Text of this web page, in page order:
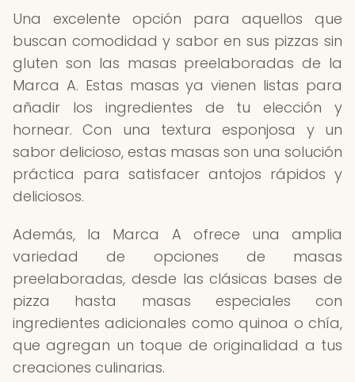
Una excelente opción para aquellos que
buscan comodidad y sabor en sus pizzas sin
gluten son las masas preelaboradas de la
Marca A. Estas masas ya vienen listas para
añadir los ingredientes de tu elección y
hornear. Con una textura esponjosa y un
sabor delicioso, estas masas son una solución
práctica para satisfacer antojos rápidos y
deliciosos.
Además, la Marca A ofrece una amplia
variedad de opciones de masas
preelaboradas, desde las clásicas bases de
pizza hasta masas especiales con
ingredientes adicionales como quinoa o chía,
que agregan un toque de originalidad a tus
creaciones culinarias.